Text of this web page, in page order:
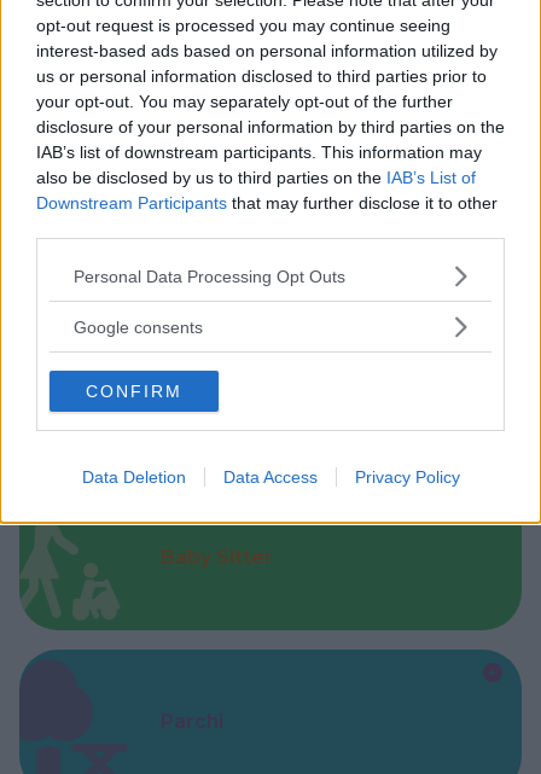
opt-out request is processed you may continue seeing
interest-based ads based on personal information utilized by
us or personal information disclosed to third parties prior to
your opt-out. You may separately opt-out of the further
disclosure of your personal information by third parties on the
IAB’s list of downstream participants. This information may
also be disclosed by us to third parties on the IAB’s List of
Downstream Participants that may further disclose it to other
Please note that this website/app uses one or more Google
not limited to your visit or usage behaviour. You may click to
use your data for below specified purposes in below Google
consent section.
Personal Data Processing Opt Outs
Google consents
CONFIRM
Data Deletion Data Access Privacy Policy
Asili Nido
Kinderheim
Baby Sitter
Parchi